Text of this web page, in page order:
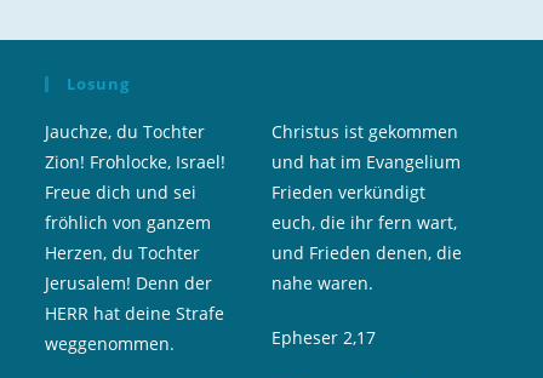
Losung
Jauchze, du Tochter
Zion! Frohlocke, Israel!
Freue dich und sei
fröhlich von ganzem
Herzen, du Tochter
Jerusalem! Denn der
HERR hat deine Strafe
weggenommen.
Christus ist gekommen
und hat im Evangelium
Frieden verkündigt
euch, die ihr fern wart,
und Frieden denen, die
nahe waren.
Epheser 2,17